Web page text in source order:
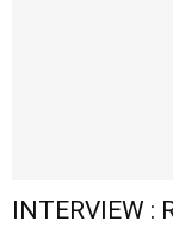
INTERVIEW :